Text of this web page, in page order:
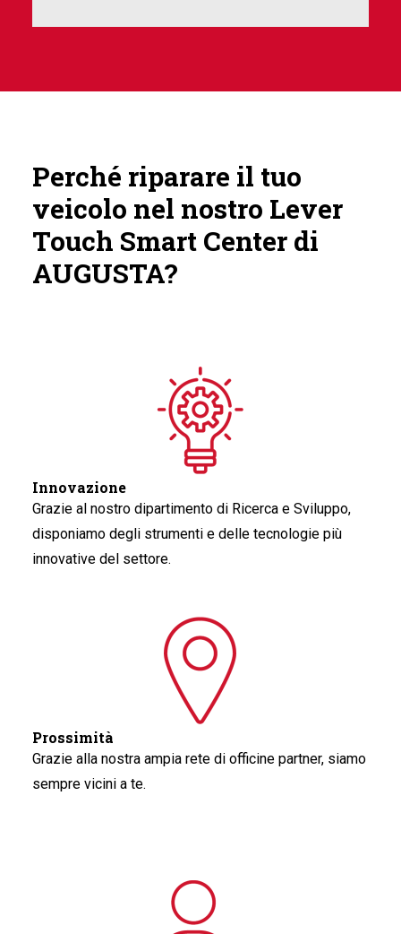
Perché riparare il tuo
veicolo nel nostro Lever
Touch Smart Center di
AUGUSTA?
Innovazione
Grazie al nostro dipartimento di Ricerca e Sviluppo,
disponiamo degli strumenti e delle tecnologie più
innovative del settore.
Prossimità
Grazie alla nostra ampia rete di officine partner, siamo
sempre vicini a te.